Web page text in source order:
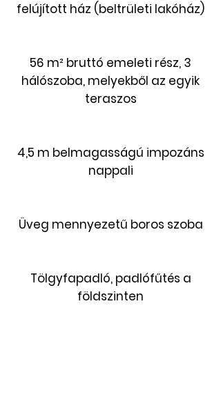
felújított ház (beltrületi lakóház)
56 m² bruttó emeleti rész, 3
hálószoba, melyekből az egyik
teraszos
4,5 m belmagasságú impozáns
nappali
Üveg mennyezetű boros szoba
Tölgyfapadló, padlófűtés a
földszinten